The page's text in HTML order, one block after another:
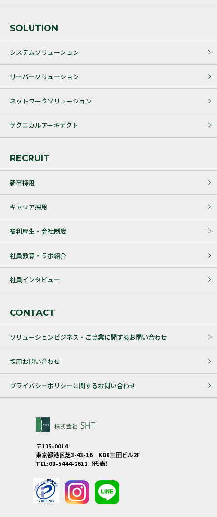
SOLUTION
システムソリューション
サーバーソリューション
ネットワークソリューション
テクニカルアーキテクト
RECRUIT
新卒採用
キャリア採用
福利厚生・会社制度
社員教育・ラボ紹介
社員インタビュー
CONTACT
ソリューションビジネス・ご協業に関するお問い合わせ
採用お問い合わせ
プライバシーポリシーに関するお問い合わせ
〒105-0014
東京都港区芝3-43-16 KDX三田ビル2F
TEL:03-5444-2611（代表）